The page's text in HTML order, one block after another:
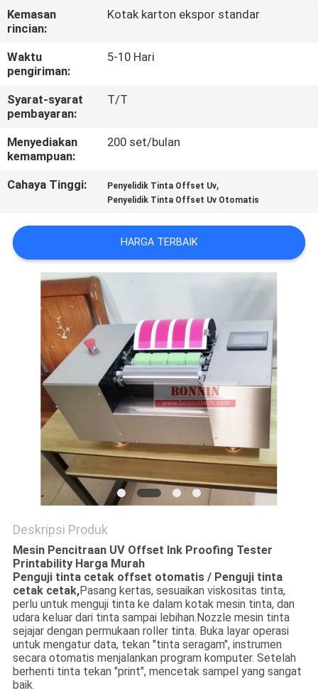
KONTROL
KUALITAS
HUBUNGI
KAMI
PERMINTAAN
PENAWARAN
SITEMAP
PRIVACY
POLICY
Kemasan
rincian:
Kotak karton ekspor standar
Waktu
pengiriman:
5-10 Hari
Syarat-syarat
pembayaran:
T/T
Menyediakan
kemampuan:
200 set/bulan
Cahaya Tinggi: Penyelidik Tinta Offset Uv,
Penyelidik Tinta Offset Uv Otomatis
HARGA TERBAIK
Deskripsi Produk
Mesin Pencitraan UV Offset Ink Proofing Tester
Printability Harga Murah
Penguji tinta cetak offset otomatis / Penguji tinta
cetak cetak,Pasang kertas, sesuaikan viskositas tinta,
perlu untuk menguji tinta ke dalam kotak mesin tinta, dan
udara keluar dari tinta sampai lebihan.Nozzle mesin tinta
sejajar dengan permukaan roller tinta. Buka layar operasi
untuk mengatur data, tekan "tinta seragam", instrumen
secara otomatis menjalankan program komputer. Setelah
berhenti tinta tekan "print", mencetak sampel yang sangat
baik.